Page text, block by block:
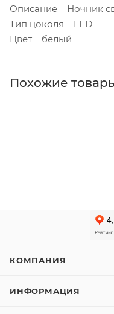
Описание Ночник
Тип цоколя LED
Цвет белый
Похожие
КОМПАНИЯ
ИНФОРМАЦИЯ